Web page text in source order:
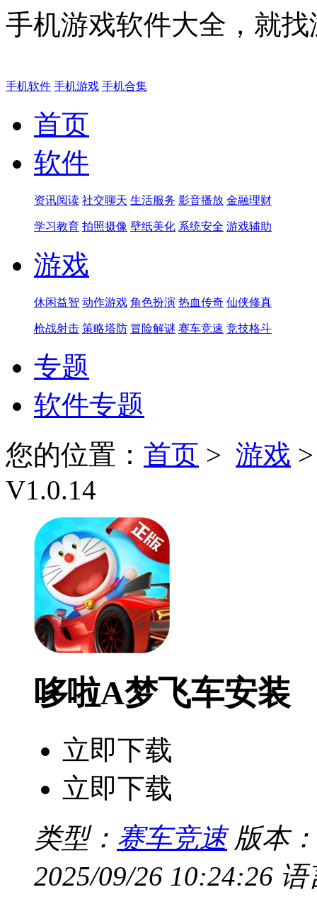
手机游戏软件大全，就
手机软件 手机游戏 手机合集
首页
软件
资讯阅读 社交聊天 生活服务 影音播放 金融理财
学习教育 拍照摄像 壁纸美化 系统安全 游戏辅助
游戏
休闲益智 动作游戏 角色扮演 热血传奇 仙侠修真
枪战射击 策略塔防 冒险解谜 赛车竞速 竞技格斗
专题
软件专题
您的位置： 首页 > 游戏
V1.0.14
哆啦A梦飞车安装
立即下载
立即下载
类型： 赛车竞速 版本
2025/09/26 10:24:26 语